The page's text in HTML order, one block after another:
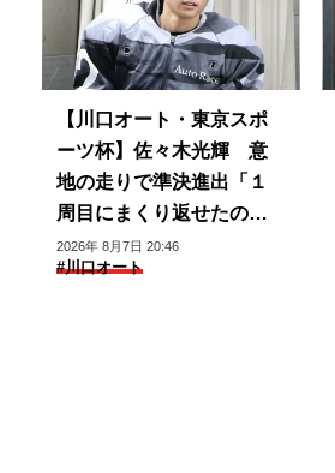
【川口オート・東京スポ
ーツ杯】佐々木光輝 意
地の走りで準決進出「１
周目にまくり返せたのは
良かった」
2026年 8月7日 20:46
#川口オート